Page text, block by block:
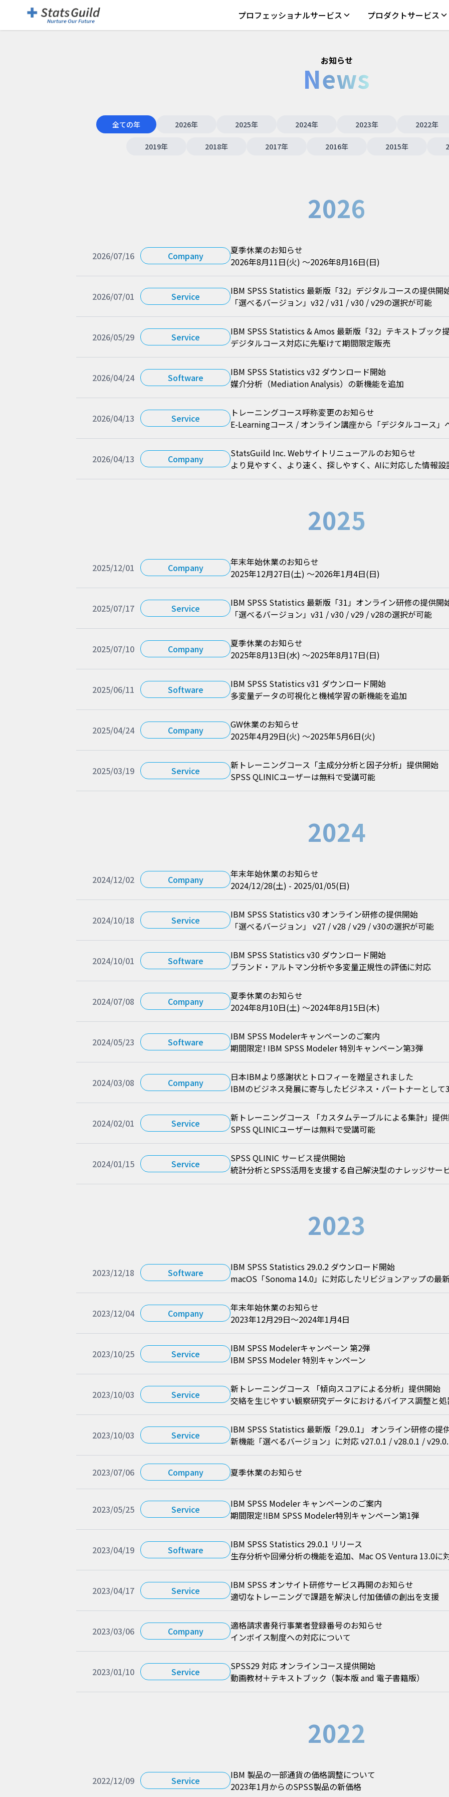
プロフェッショナルサービス プロダクトサービス
お知らせ
News
全ての年 2026年 2025年 2024年 2023年 2022年
2019年 2018年 2017年 2016年 2015年
2026
2026/07/16 Company
夏季休業のお知らせ
2026年8月11日(火) ～2026年8月16日(日)
2026/07/01 Service
IBM SPSS Statistics 最新版「32」デジタルコースの提供開
「選べるバージョン」v32 / v31 / v30 / v29の選択が可能
2026/05/29 Service
IBM SPSS Statistics & Amos 最新版「32」テキストブック
デジタルコース対応に先駆けて期間限定販売
2026/04/24 Software
IBM SPSS Statistics v32 ダウンロード開始
媒介分析（Mediation Analysis）の新機能を追加
2026/04/13 Service
トレーニングコース呼称変更のお知らせ
E-Learningコース / オンライン講座から「デジタルコース」
2026/04/13 Company
StatsGuild Inc. Webサイトリニューアルのお知らせ
より見やすく、より速く、探しやすく、AIに対応した情報設
2025
2025/12/01 Company
年末年始休業のお知らせ
2025年12月27日(土) ～2026年1月4日(日)
2025/07/17 Service
IBM SPSS Statistics 最新版「31」オンライン研修の提供開
「選べるバージョン」v31 / v30 / v29 / v28の選択が可能
2025/07/10 Company
夏季休業のお知らせ
2025年8月13日(水) ～2025年8月17日(日)
2025/06/11 Software
IBM SPSS Statistics v31 ダウンロード開始
多変量データの可視化と機械学習の新機能を追加
2025/04/24 Company
GW休業のお知らせ
2025年4月29日(火) ～2025年5月6日(火)
2025/03/19 Service
新トレーニングコース「主成分分析と因子分析」提供開始
SPSS QLINICユーザーは無料で受講可能
2024
2024/12/02 Company
年末年始休業のお知らせ
2024/12/28(土) - 2025/01/05(日)
2024/10/18 Service
IBM SPSS Statistics v30 オンライン研修の提供開始
「選べるバージョン」 v27 / v28 / v29 / v30の選択が可能
2024/10/01 Software
IBM SPSS Statistics v30 ダウンロード開始
ブランド・アルトマン分析や多変量正規性の評価に対応
2024/07/08 Company
夏季休業のお知らせ
2024年8月10日(土) ～2024年8月15日(木)
2024/05/23 Software
IBM SPSS Modelerキャンペーンのご案内
期間限定! IBM SPSS Modeler 特別キャンペーン第3弾
2024/03/08 Company
日本IBMより感謝状とトロフィーを贈呈されました
IBMのビジネス発展に寄与したビジネス・パートナーとして
2024/02/01 Service
新トレーニングコース 「カスタムテーブルによる集計」提
SPSS QLINICユーザーは無料で受講可能
2024/01/15 Service
SPSS QLINIC サービス提供開始
統計分析とSPSS活用を支援する自己解決型のナレッジサー
2023
2023/12/18 Software
IBM SPSS Statistics 29.0.2 ダウンロード開始
macOS「Sonoma 14.0」に対応したリビジョンアップの最
2023/12/04 Company
年末年始休業のお知らせ
2023年12月29日～2024年1月4日
2023/10/25 Service
IBM SPSS Modelerキャンペーン 第2弾
IBM SPSS Modeler 特別キャンペーン
2023/10/03 Service
新トレーニングコース 「傾向スコアによる分析」提供開始
交絡を生じやすい観察研究データにおけるバイアス調整と
2023/10/03 Service
IBM SPSS Statistics 最新版「29.0.1」 オンライン研修の提
新機能「選べるバージョン」に対応 v27.0.1 / v28.0.1 /
2023/07/06 Company 夏季休業のお知らせ
2023/05/25 Service
IBM SPSS Modeler キャンペーンのご案内
期間限定!IBM SPSS Modeler特別キャンペーン第1弾
2023/04/19 Software
IBM SPSS Statistics 29.0.1 リリース
生存分析や回帰分析の機能を追加、Mac OS Ventura 13.0に
2023/04/17 Service
IBM SPSS オンサイト研修サービス再開のお知らせ
適切なトレーニングで課題を解決し付加価値の創出を支援
2023/03/06 Company
適格請求書発行事業者登録番号のお知らせ
インボイス制度への対応について
2023/01/10 Service
SPSS29 対応 オンラインコース提供開始
動画教材＋テキストブック（製本版 and 電子書籍版）
2022
2022/12/09 Service
IBM 製品の一部通貨の価格調整について
2023年1月からのSPSS製品の新価格